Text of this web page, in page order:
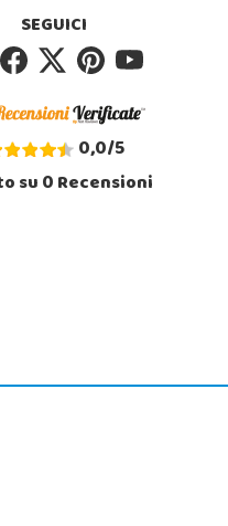
SEGUICI
0,0/5
su0Recensioni